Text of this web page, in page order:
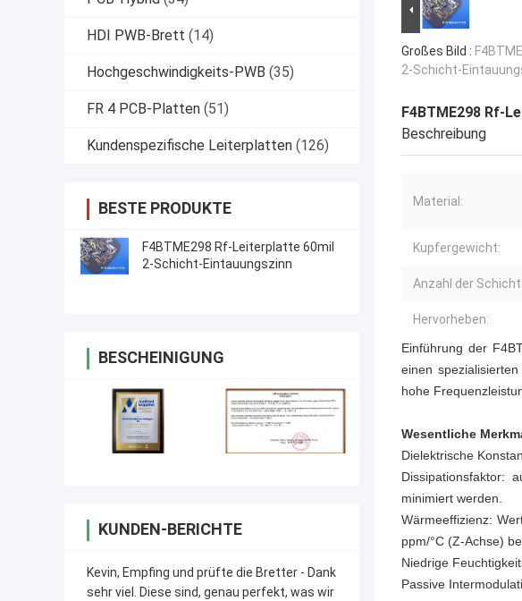
HDI PWB-Brett (14)
Hochgeschwindigkeits-PWB (35)
FR 4 PCB-Platten (51)
Kundenspezifische Leiterplatten (126)
BESTE PRODUKTE
F4BTME298 Rf-Leiterplatte 60mil
2-Schicht-Eintauungszinn
BESCHEINIGUNG
KUNDEN-BERICHTE
Kevin, Empfing und prüfte die Bretter - Dank
sehr viel. Diese sind, genau perfekt, was wir
Großes Bild :
2-Schicht-
F4BTME298 Rf-
Beschreibung
Material:
Kupfergewicht:
Anzahl der
Hervorheben:
Einführung der
einen
hohe
Wesentliche
Dielektrische
Dissipationsfaktor:
minimiert werden.
Wärmeeffizienz:
ppm/°C (Z-Achse)
Niedrige
Passive